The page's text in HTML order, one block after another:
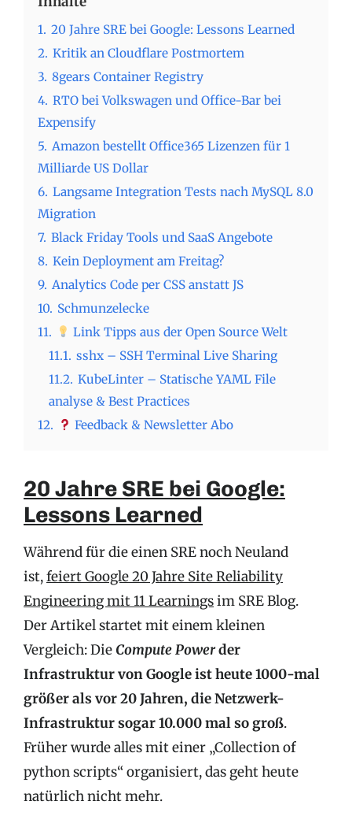
1. 20 Jahre SRE bei Google: Lessons Learned
2. Kritik an Cloudflare Postmortem
3. 8gears Container Registry
4. RTO bei Volkswagen und Office-Bar bei
Expensify
5. Amazon bestellt Office365 Lizenzen für 1
Milliarde US Dollar
6. Langsame Integration Tests nach MySQL 8.0
Migration
7. Black Friday Tools und SaaS Angebote
8. Kein Deployment am Freitag?
9. Analytics Code per CSS anstatt JS
10. Schmunzelecke
11.
Link Tipps aus der Open Source Welt
11.1. sshx – SSH Terminal Live Sharing
11.2. KubeLinter – Statische YAML File
analyse & Best Practices
12.
Feedback & Newsletter Abo
20 Jahre SRE bei Google:
Lessons Learned
Während für die einen SRE noch Neuland
ist,feiert Google 20 Jahre Site Reliability
Engineering mit 11 Learningsim SRE Blog.
Der Artikel startet mit einem kleinen
Vergleich: Die Compute Powerder
Infrastruktur von Google ist heute 1000-mal
größer als vor 20 Jahren, die Netzwerk-
Infrastruktur sogar 10.000 mal so groß.
Früher wurde alles mit einer „Collection of
python scripts“ organisiert, das geht heute
natürlich nicht mehr.